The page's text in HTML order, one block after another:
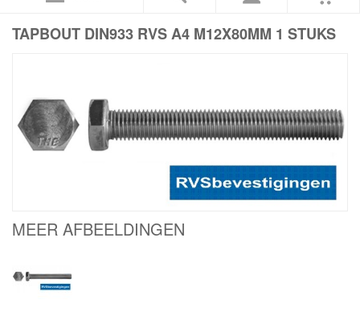
TAPBOUT DIN933 RVS A4 M12X80MM 1 STUKS
MEER AFBEELDINGEN